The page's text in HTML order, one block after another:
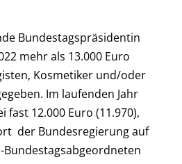
Bundestagspräsidentin
mehr als 13.000 Euro
Kosmetiker und/oder
Im laufenden Jahr
fast 12.000 Euro (11.970),
der Bundesregierung auf
Bundestagsabgeordneten